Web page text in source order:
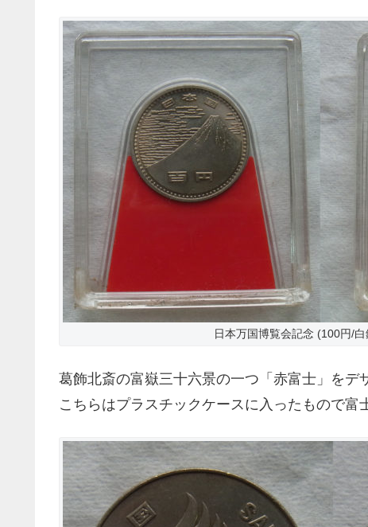
日本万国博覧会記念 (100円/
葛飾北斎の富嶽三十六景の一つ「赤富士」をデ
こちらはプラスチックケースに入ったもので富